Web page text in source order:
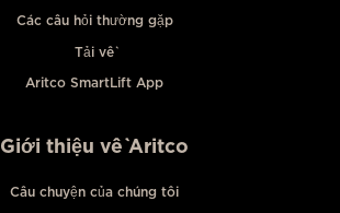
Các câu hỏi thường gặp
Tải về
Aritco SmartLift App
Giới thiệu về Aritco
Câu chuyện của chúng tôi